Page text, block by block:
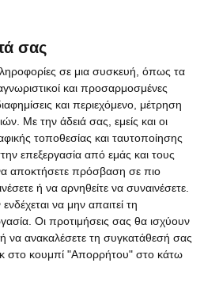
σας
σε μια συσκευή, όπως τα
και προσαρμοσμένες
και περιεχόμενο, μέτρηση
Με την άδειά σας, εμείς και οι
τοποθεσίας και ταυτοποίησης
επεξεργασία από εμάς και τους
αποκτήσετε πρόσβαση σε πιο
ή να αρνηθείτε να συναινέσετε.
να μην απαιτεί τη
Οι προτιμήσεις σας θα ισχύουν
να ανακαλέσετε τη συγκατάθεσή σας
στο κουμπί "Απορρήτου" στο κάτω